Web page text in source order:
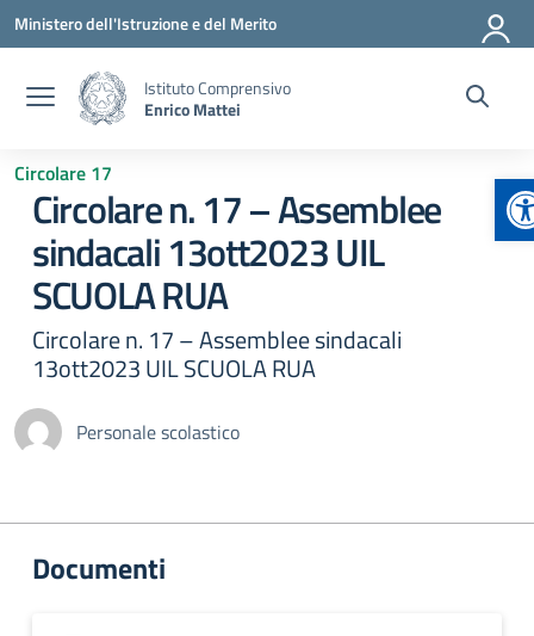
Vai ai contenuti
Vai al menu di navigazione
Vai al footer
Ministero dell'Istruzione e del Merito
Istituto Comprensivo
Enrico Mattei
Circolare 17
Circolare n. 17 – Assemblee
sindacali 13ott2023 UIL
SCUOLA RUA
Circolare n. 17 – Assemblee sindacali
13ott2023 UIL SCUOLA RUA
Personale scolastico
Documenti